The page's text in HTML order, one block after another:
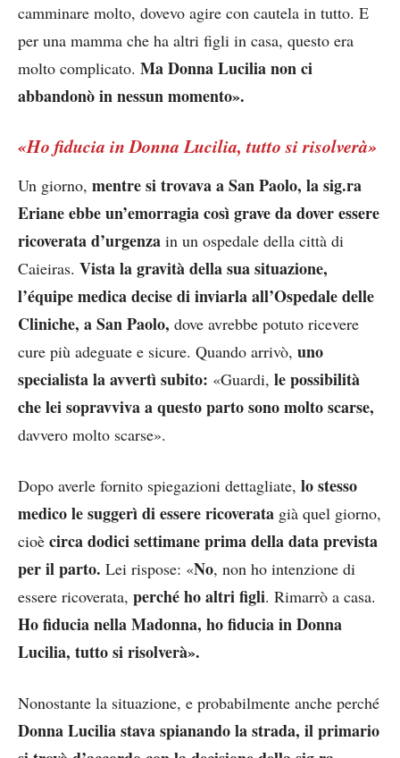
camminare molto, dovevo agire con cautela in tutto. E
per una mamma che ha altri figli in casa, questo era
molto complicato. Ma Donna Lucilia non ci
abbandonò in nessun momento».
«Ho fiducia in Donna Lucilia, tutto si risolverà»
Un giorno, mentre si trovava a San Paolo, la sig.ra
Eriane ebbe un’emorragia così grave da dover essere
ricoverata d’urgenza in un ospedale della città di
Caieiras. Vista la gravità della sua situazione,
l’équipe medica decise di inviarla all’Ospedale delle
Cliniche, a San Paolo, dove avrebbe potuto ricevere
cure più adeguate e sicure. Quando arrivò, uno
specialista la avvertì subito: «Guardi, le possibilità
che lei sopravviva a questo parto sono molto scarse,
davvero molto scarse».
Dopo averle fornito spiegazioni dettagliate, lo stesso
medico le suggerì di essere ricoverata già quel giorno,
cioè circa dodici settimane prima della data prevista
per il parto. Lei rispose: «No, non ho intenzione di
essere ricoverata, perché ho altri figli. Rimarrò a casa.
Ho fiducia nella Madonna, ho fiducia in Donna
Lucilia, tutto si risolverà».
Nonostante la situazione, e probabilmente anche perché
Donna Lucilia stava spianando la strada, il primario